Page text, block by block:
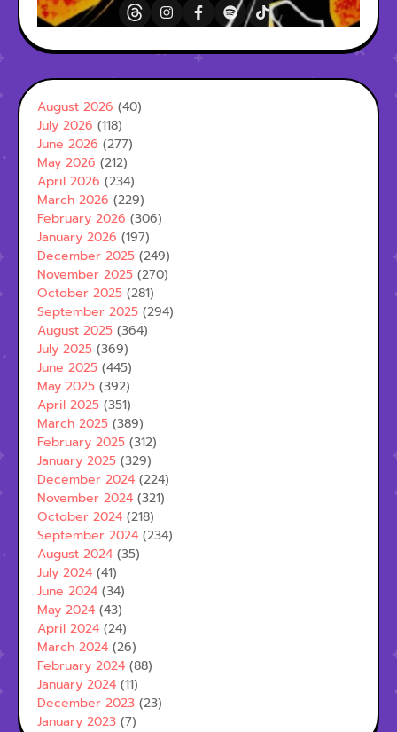
August 2026 (40)
July 2026 (118)
June 2026 (277)
May 2026 (212)
April 2026 (234)
March 2026 (229)
February 2026 (306)
January 2026 (197)
December 2025 (249)
November 2025 (270)
October 2025 (281)
September 2025 (294)
August 2025 (364)
July 2025 (369)
June 2025 (445)
May 2025 (392)
April 2025 (351)
March 2025 (389)
February 2025 (312)
January 2025 (329)
December 2024 (224)
November 2024 (321)
October 2024 (218)
September 2024 (234)
August 2024 (35)
July 2024 (41)
June 2024 (34)
May 2024 (43)
April 2024 (24)
March 2024 (26)
February 2024 (88)
January 2024 (11)
December 2023 (23)
January 2023 (7)